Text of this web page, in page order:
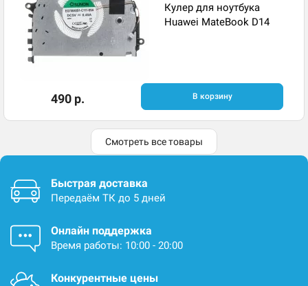
Кулер для ноутбука
Huawei MateBook D14
490 р. В корзину
Смотреть все товары
Быстрая доставка
Передаём ТК до 5 дней
Онлайн поддержка
Время работы: 10:00 - 20:00
Конкурентные цены